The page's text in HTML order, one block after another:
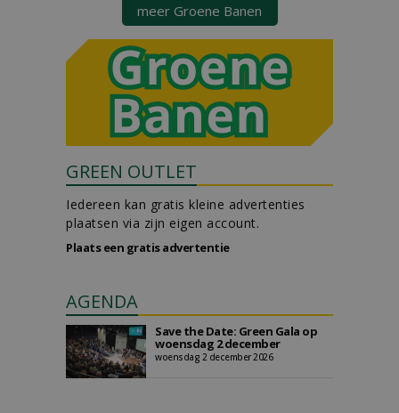
meer Groene Banen
GREEN OUTLET
Iedereen kan gratis kleine advertenties
plaatsen via zijn eigen account.
Plaats een gratis advertentie
AGENDA
Save the Date: Green Gala op
woensdag 2 december
woensdag 2 december 2026